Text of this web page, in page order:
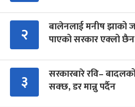
२
बालेनलाई मनीष झाको
पाएको सरकार एक्लो छैन
३
सरकारबारे रवि–
सक्छ, डर मान्नु पर्दैन